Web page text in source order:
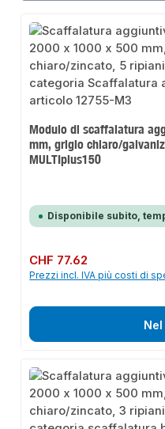
Modulo di scaffalatura
mm, grigio chiaro/
MULTIplus150
Disponibile subito,
Prezzo normale:
CHF 77.62
Prezzi incl. IVA più costi di